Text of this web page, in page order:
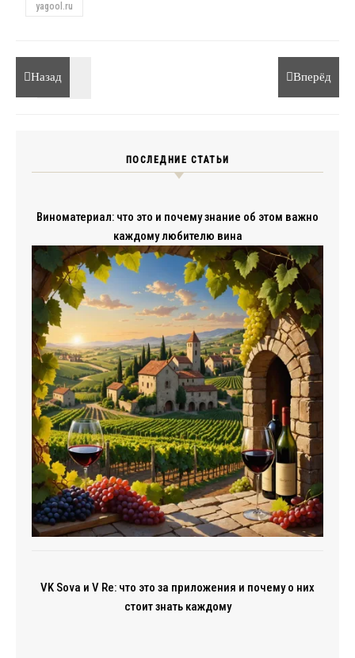
yagool.ru
Назад Вперёд
ПОСЛЕДНИЕ СТАТЬИ
Виноматериал: что это и почему знание об этом важно
каждому любителю вина
VK Sova и V Re: что это за приложения и почему о них
стоит знать каждому